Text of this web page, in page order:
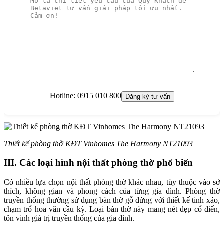
Hotline: 0915 010 800
Thiết kế phòng thờ KĐT Vinhomes The Harmony NT21093
III. Các loại hình nội thất phòng thờ phổ biến
Có nhiều lựa chọn nội thất phòng thờ khác nhau, tùy thuộc vào sở
thích, không gian và phong cách của từng gia đình. Phòng thờ
truyền thống thường sử dụng bàn thờ gỗ đứng với thiết kế tinh xảo,
chạm trổ hoa văn cầu kỳ. Loại bàn thờ này mang nét đẹp cổ điển,
tôn vinh giá trị truyền thống của gia đình.